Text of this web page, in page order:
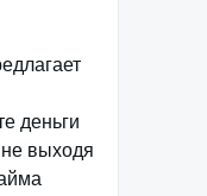
деньги
выходя